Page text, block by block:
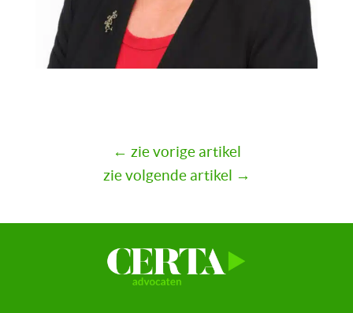
← zie vorige artikel
zie volgende artikel →